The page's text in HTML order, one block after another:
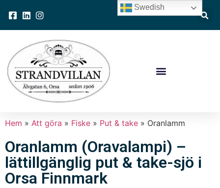
Hem » Att göra » Fiske » Put & take » Oranlamm
Oranlamm (Oravalampi) –
lättillgänglig put & take-sjö i
Orsa Finnmark
Swedish